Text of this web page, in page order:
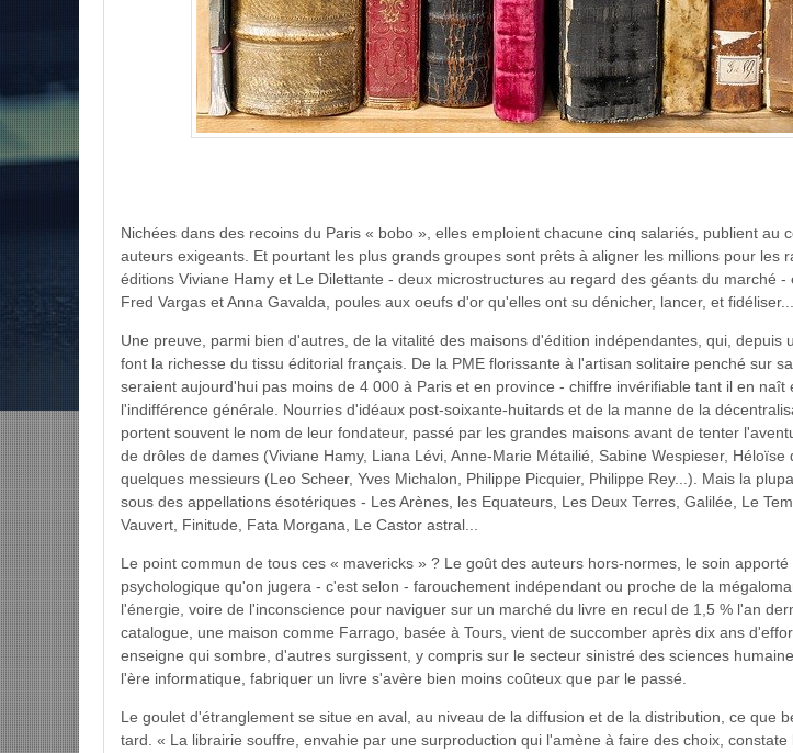
Nichées dans des recoins du Paris « bobo », elles emploient chacune cinq salariés, publient au
auteurs exigeants. Et pourtant les plus grands groupes sont prêts à aligner les millions pour les
éditions Viviane Hamy et Le Dilettante - deux microstructures au regard des géants du marché -
Fred Vargas et Anna Gavalda, poules aux oeufs d'or qu'elles ont su dénicher, lancer, et fidéliser...
Une preuve, parmi bien d'autres, de la vitalité des maisons d'édition indépendantes, qui, depuis
font la richesse du tissu éditorial français. De la PME florissante à l'artisan solitaire penché sur
seraient aujourd'hui pas moins de 4 000 à Paris et en province - chiffre invérifiable tant il en naît
l'indifférence générale. Nourries d'idéaux post-soixante-huitards et de la manne de la
portent souvent le nom de leur fondateur, passé par les grandes maisons avant de tenter
de drôles de dames (Viviane Hamy, Liana Lévi, Anne-Marie Métailié, Sabine Wespieser, Héloïse
quelques messieurs (Leo Scheer, Yves Michalon, Philippe Picquier, Philippe Rey...). Mais la
sous des appellations ésotériques - Les Arènes, les Equateurs, Les Deux Terres, Galilée, Le
Vauvert, Finitude, Fata Morgana, Le Castor astral...
Le point commun de tous ces « mavericks » ? Le goût des auteurs hors-normes, le soin
psychologique qu'on jugera - c'est selon - farouchement indépendant ou proche de la
l'énergie, voire de l'inconscience pour naviguer sur un marché du livre en recul de 1,5 % l'an
catalogue, une maison comme Farrago, basée à Tours, vient de succomber après dix ans
enseigne qui sombre, d'autres surgissent, y compris sur le secteur sinistré des sciences
l'ère informatique, fabriquer un livre s'avère bien moins coûteux que par le passé.
Le goulet d'étranglement se situe en aval, au niveau de la diffusion et de la distribution, ce que
tard. « La librairie souffre, envahie par une surproduction qui l'amène à faire des choix, constate